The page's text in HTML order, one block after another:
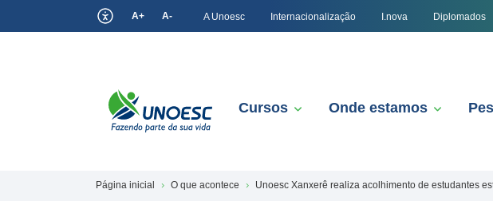
A+ A- A Unoesc Internacionalização I.nova Diplomados
Cursos Onde estamos
Página inicial O que acontece Unoesc Xanxerê realiza acolhimento de estudantes